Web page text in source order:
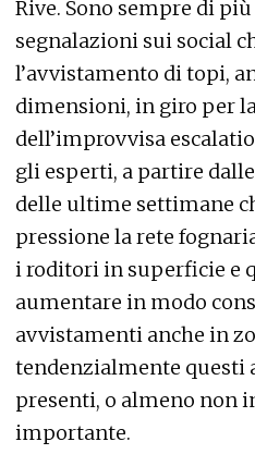
Rive. Sono sempre di
segnalazioni sui social
l’avvistamento di topi,
dimensioni, in giro per
dell’improvvisa
gli esperti, a partire
delle ultime settimane
pressione la rete
i roditori in superficie e
aumentare in modo
avvistamenti anche in
tendenzialmente questi
presenti, o almeno non
importante.